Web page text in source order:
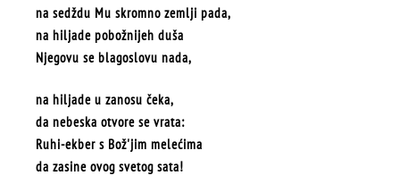
na sedždu Mu skromno zemlji pada,
na hiljade pobožnijeh duša
Njegovu se blagoslovu nada,
na hiljade u zanosu čeka,
da nebeska otvore se vrata:
Ruhi-ekber s Bož'jim melećima
da zasine ovog svetog sata!